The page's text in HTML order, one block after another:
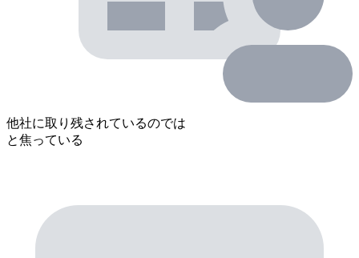
他社に取り残されているのでは
と焦っている